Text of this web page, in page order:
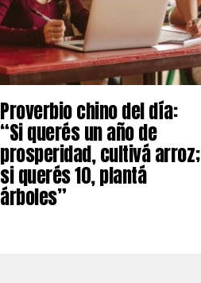
Proverbio chino del día:
“Si querés un año de
prosperidad, cultivá arroz;
si querés 10, plantá
árboles”